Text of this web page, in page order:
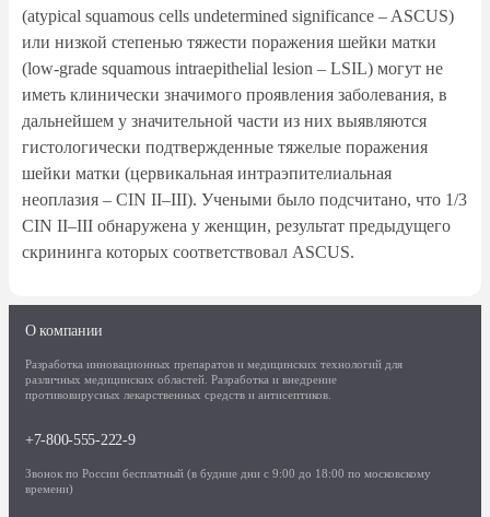
(atypical squamous cells undetermined significance – ASCUS)
или низкой степенью тяжести поражения шейки матки
(low-grade squamous intraepithelial lesion – LSIL) могут не
иметь клинически значимого проявления заболевания, в
дальнейшем у значительной части из них выявляются
гистологически подтвержденные тяжелые поражения
шейки матки (цервикальная интраэпителиальная
неоплазия – CIN II–III). Учеными было подсчитано, что 1/3
CIN II–III обнаружена у женщин, результат предыдущего
скрининга которых соответствовал ASCUS.
О компании
Разработка инновационных препаратов и медицинских технологий для
различных медицинских областей. Разработка и внедрение
противовирусных лекарственных средств и антисептиков.
+7-800-555-222-9
Звонок по России бесплатный (в будние дни с 9:00 до 18:00 по московскому
времени)